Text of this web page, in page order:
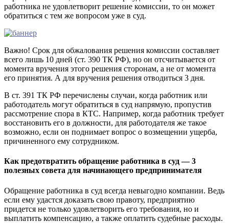
работника не удовлетворит решение комиссии, то он может
обратиться с тем же вопросом уже в суд.
Важно! Срок для обжалования решения комиссии составляет
всего лишь 10 дней (ст. 390 ТК РФ), но он отсчитывается от
момента вручения этого решения сторонам, а не от момента
его принятия. А для вручения решения отводиться 3 дня.
В ст. 391 ТК РФ перечислены случаи, когда работник или
работодатель могут обратиться в суд напрямую, пропустив
рассмотрение спора в КТС. Например, когда работник требует
восстановить его в должности, для работодателя же такое
возможно, если он поднимает вопрос о возмещении ущерба,
причиненного ему сотрудником.
Как предотвратить обращение работника в суд — 3
полезных совета для начинающего предпринимателя
Обращение работника в суд всегда невыгодно компании. Ведь
если ему удастся доказать свою правоту, предприятию
придется не только удовлетворить его требования, но и
выплатить компенсацию, а также оплатить судебные расходы.